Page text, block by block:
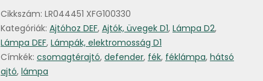
től
mennyiség
Cikkszám: LR044451 XFG100330
Kategóriák: Ajtóhoz DEF, Ajtók, üvegek D1, Lámpa D2,
Lámpa DEF, Lámpák, elektromosság D1
Címkék: csomagtérajtó, defender, fék, féklámpa, hátsó
ajtó, lámpa